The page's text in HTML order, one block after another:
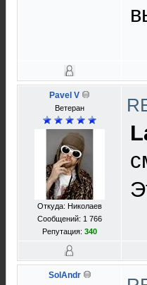
Pavel V
Ветеран
Откуда: Николаев
Сообщений: 1 766
Репутация: 340
SolAndr